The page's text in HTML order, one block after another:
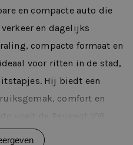
en compacte auto die
en dagelijks
compacte formaat en
voor ritten in de stad,
Hij biedt een
comfort en
stuur. Je manoeuvreert